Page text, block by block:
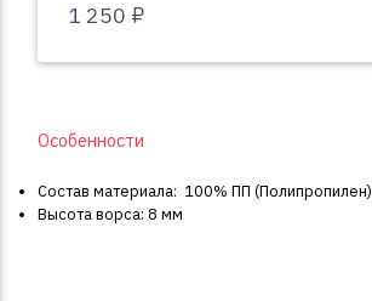
1 250 ₽
Особенности
Состав материала: 100% ПП (Полипропилен)
Высота ворса: 8 мм